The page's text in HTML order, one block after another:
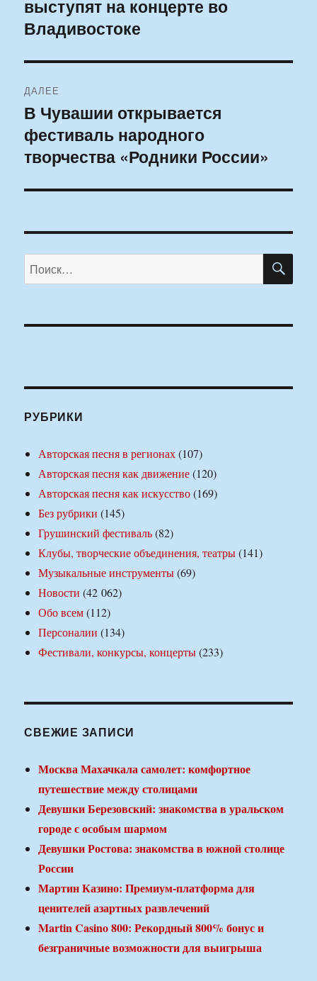
записям
выступят на концерте во
Владивостоке
ДАЛЕЕ
Следующая
запись:
В Чувашии открывается
фестиваль народного
творчества «Родники России»
Искать:
РУБРИКИ
Авторская песня в регионах(107)
Авторская песня как движение(120)
Авторская песня как искусство(169)
Без рубрики (145)
Грушинский фестиваль(82)
Клубы, творческие объединения, театры(141)
Музыкальные инструменты(69)
Новости (42 062)
Обо всем(112)
Персоналии (134)
Фестивали, конкурсы, концерты(233)
СВЕЖИЕ ЗАПИСИ
Москва Махачкала самолет: комфортное
путешествие между столицами
Девушки Березовский: знакомства в уральском
городе с особым шармом
Девушки Ростова: знакомства в южной столице
России
Мартин Казино: Премиум-платформа для
ценителей азартных развлечений
Martin Casino 800: Рекордный 800% бонус и
безграничные возможности для выигрыша